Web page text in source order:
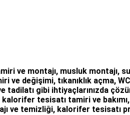
ve montajı, musluk montajı,
ve değişimi, tıkanıklık açma,
tadilatı gibi ihtiyaçlarınızda
kalorifer tesisatı tamiri ve
ve temizliği, kalorifer tesisatı